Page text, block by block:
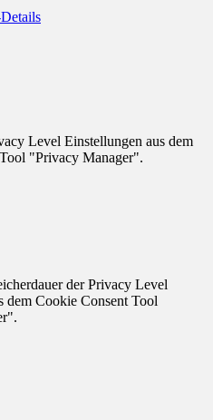
Level Einstellungen aus dem
"Privacy Manager".
der Privacy Level
dem Cookie Consent Tool